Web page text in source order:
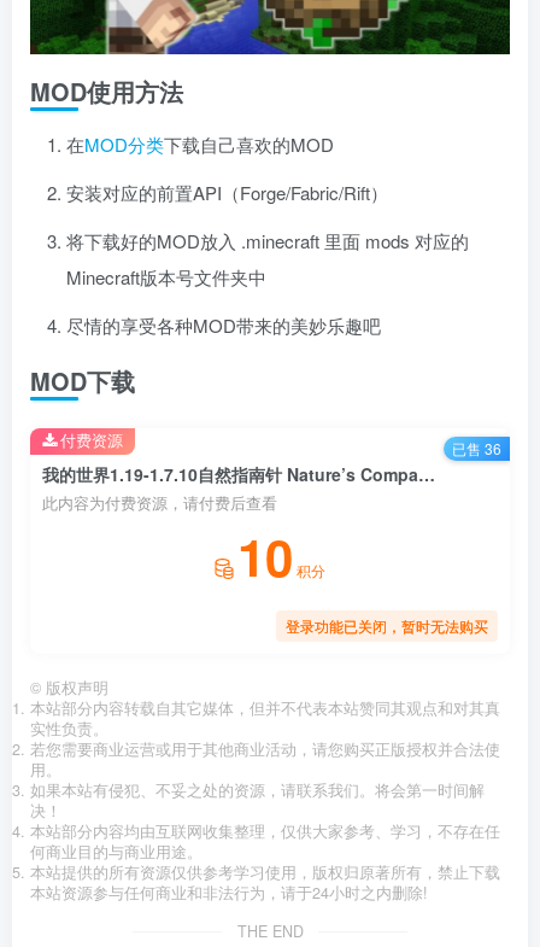
MOD使用方法
在MOD分类下载自己喜欢的MOD
安装对应的前置API（Forge/Fabric/Rift）
将下载好的MOD放入 .minecraft 里面 mods 对应的
Minecraft版本号文件夹中
尽情的享受各种MOD带来的美妙乐趣吧
MOD下载
我的世界1.19-1.7.10自然指南针 Nature’s Compass Mod
此内容为付费资源，请付费后查看
10 积分
登录功能已关闭，暂时无法购买
付费资源 已售 36
© 版权声明
本站部分内容转载自其它媒体，但并不代表本站赞同其观点和对其真
实性负责。
若您需要商业运营或用于其他商业活动，请您购买正版授权并合法使
用。
如果本站有侵犯、不妥之处的资源，请联系我们。将会第一时间解
决！
本站部分内容均由互联网收集整理，仅供大家参考、学习，不存在任
何商业目的与商业用途。
本站提供的所有资源仅供参考学习使用，版权归原著所有，禁止下载
本站资源参与任何商业和非法行为，请于24小时之内删除!
THE END